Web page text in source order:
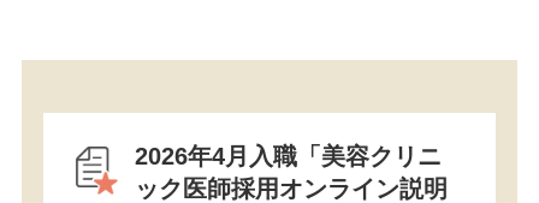
2026年4月入職「美容クリニ
ック医師採用オンライン説明